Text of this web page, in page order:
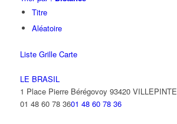
Titre
Aléatoire
Liste Grille Carte
LE BRASIL
1 Place Pierre Bérégovoy 93420 VILLEPINTE
01 48 60 78 3601 48 60 78 36